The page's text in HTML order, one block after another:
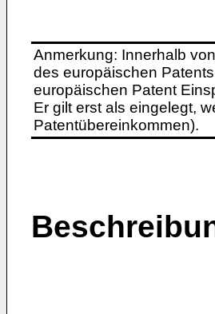
Anmerkung: Innerhalb
des europäischen
europäischen Patent
Er gilt erst als eingelegt,
Patentübereinkommen).